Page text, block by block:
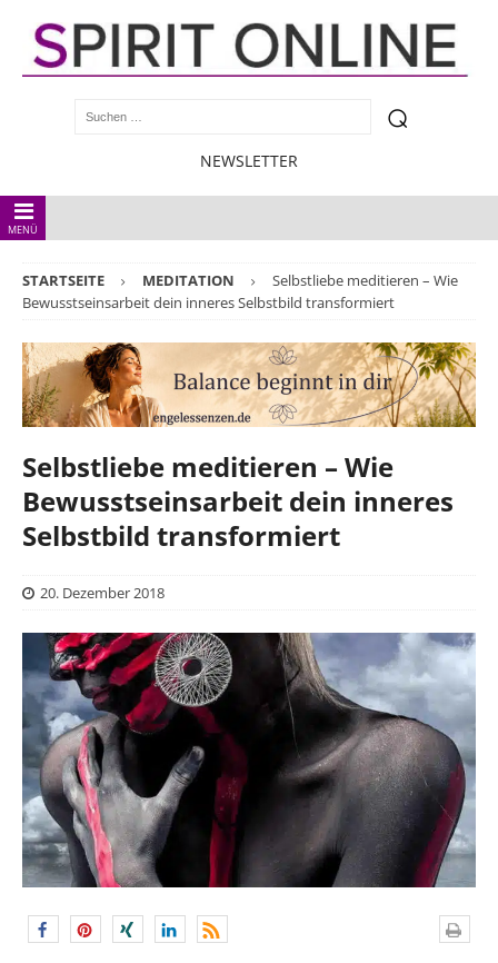
NEWSLETTER
MENÜ
STARTSEITE MEDITATION
Selbstliebe meditieren – Wie
Bewusstseinsarbeit dein inneres Selbstbild transformiert
Selbstliebe meditieren – Wie
Bewusstseinsarbeit dein inneres
Selbstbild transformiert
20. Dezember 2018